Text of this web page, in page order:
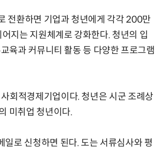
전환하면 기업과 청년에게 각각 200만
지는 지원체계로 강화한다. 청년의 입
육과 커뮤니티 활동 등 다양한 프로그램
회적경제기업이다. 청년은 시군 조례상
미취업 청년이다.
로 신청하면 된다. 도는 서류심사와 평